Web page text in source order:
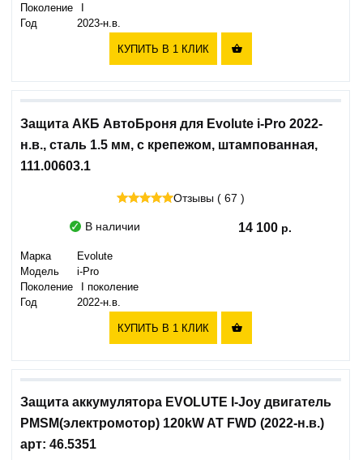
Поколение
Год
2023-н.в.
КУПИТЬ В 1 КЛИК 
Защита АКБ АвтоБроня для Evolute i-Pro 2022-
н.в., сталь 1.5 мм, с крепежом, штампованная,
111.00603.1
Отзывы ( 67 )
В наличии 14 100
Марка
Evolute
Модель
i-Pro
Поколение
I поколение
Год
2022-н.в.
КУПИТЬ В 1 КЛИК 
Защита аккумулятора EVOLUTE I-Joy двигатель
PMSM(электромотор) 120kW AT FWD (2022-н.в.)
арт: 46.5351